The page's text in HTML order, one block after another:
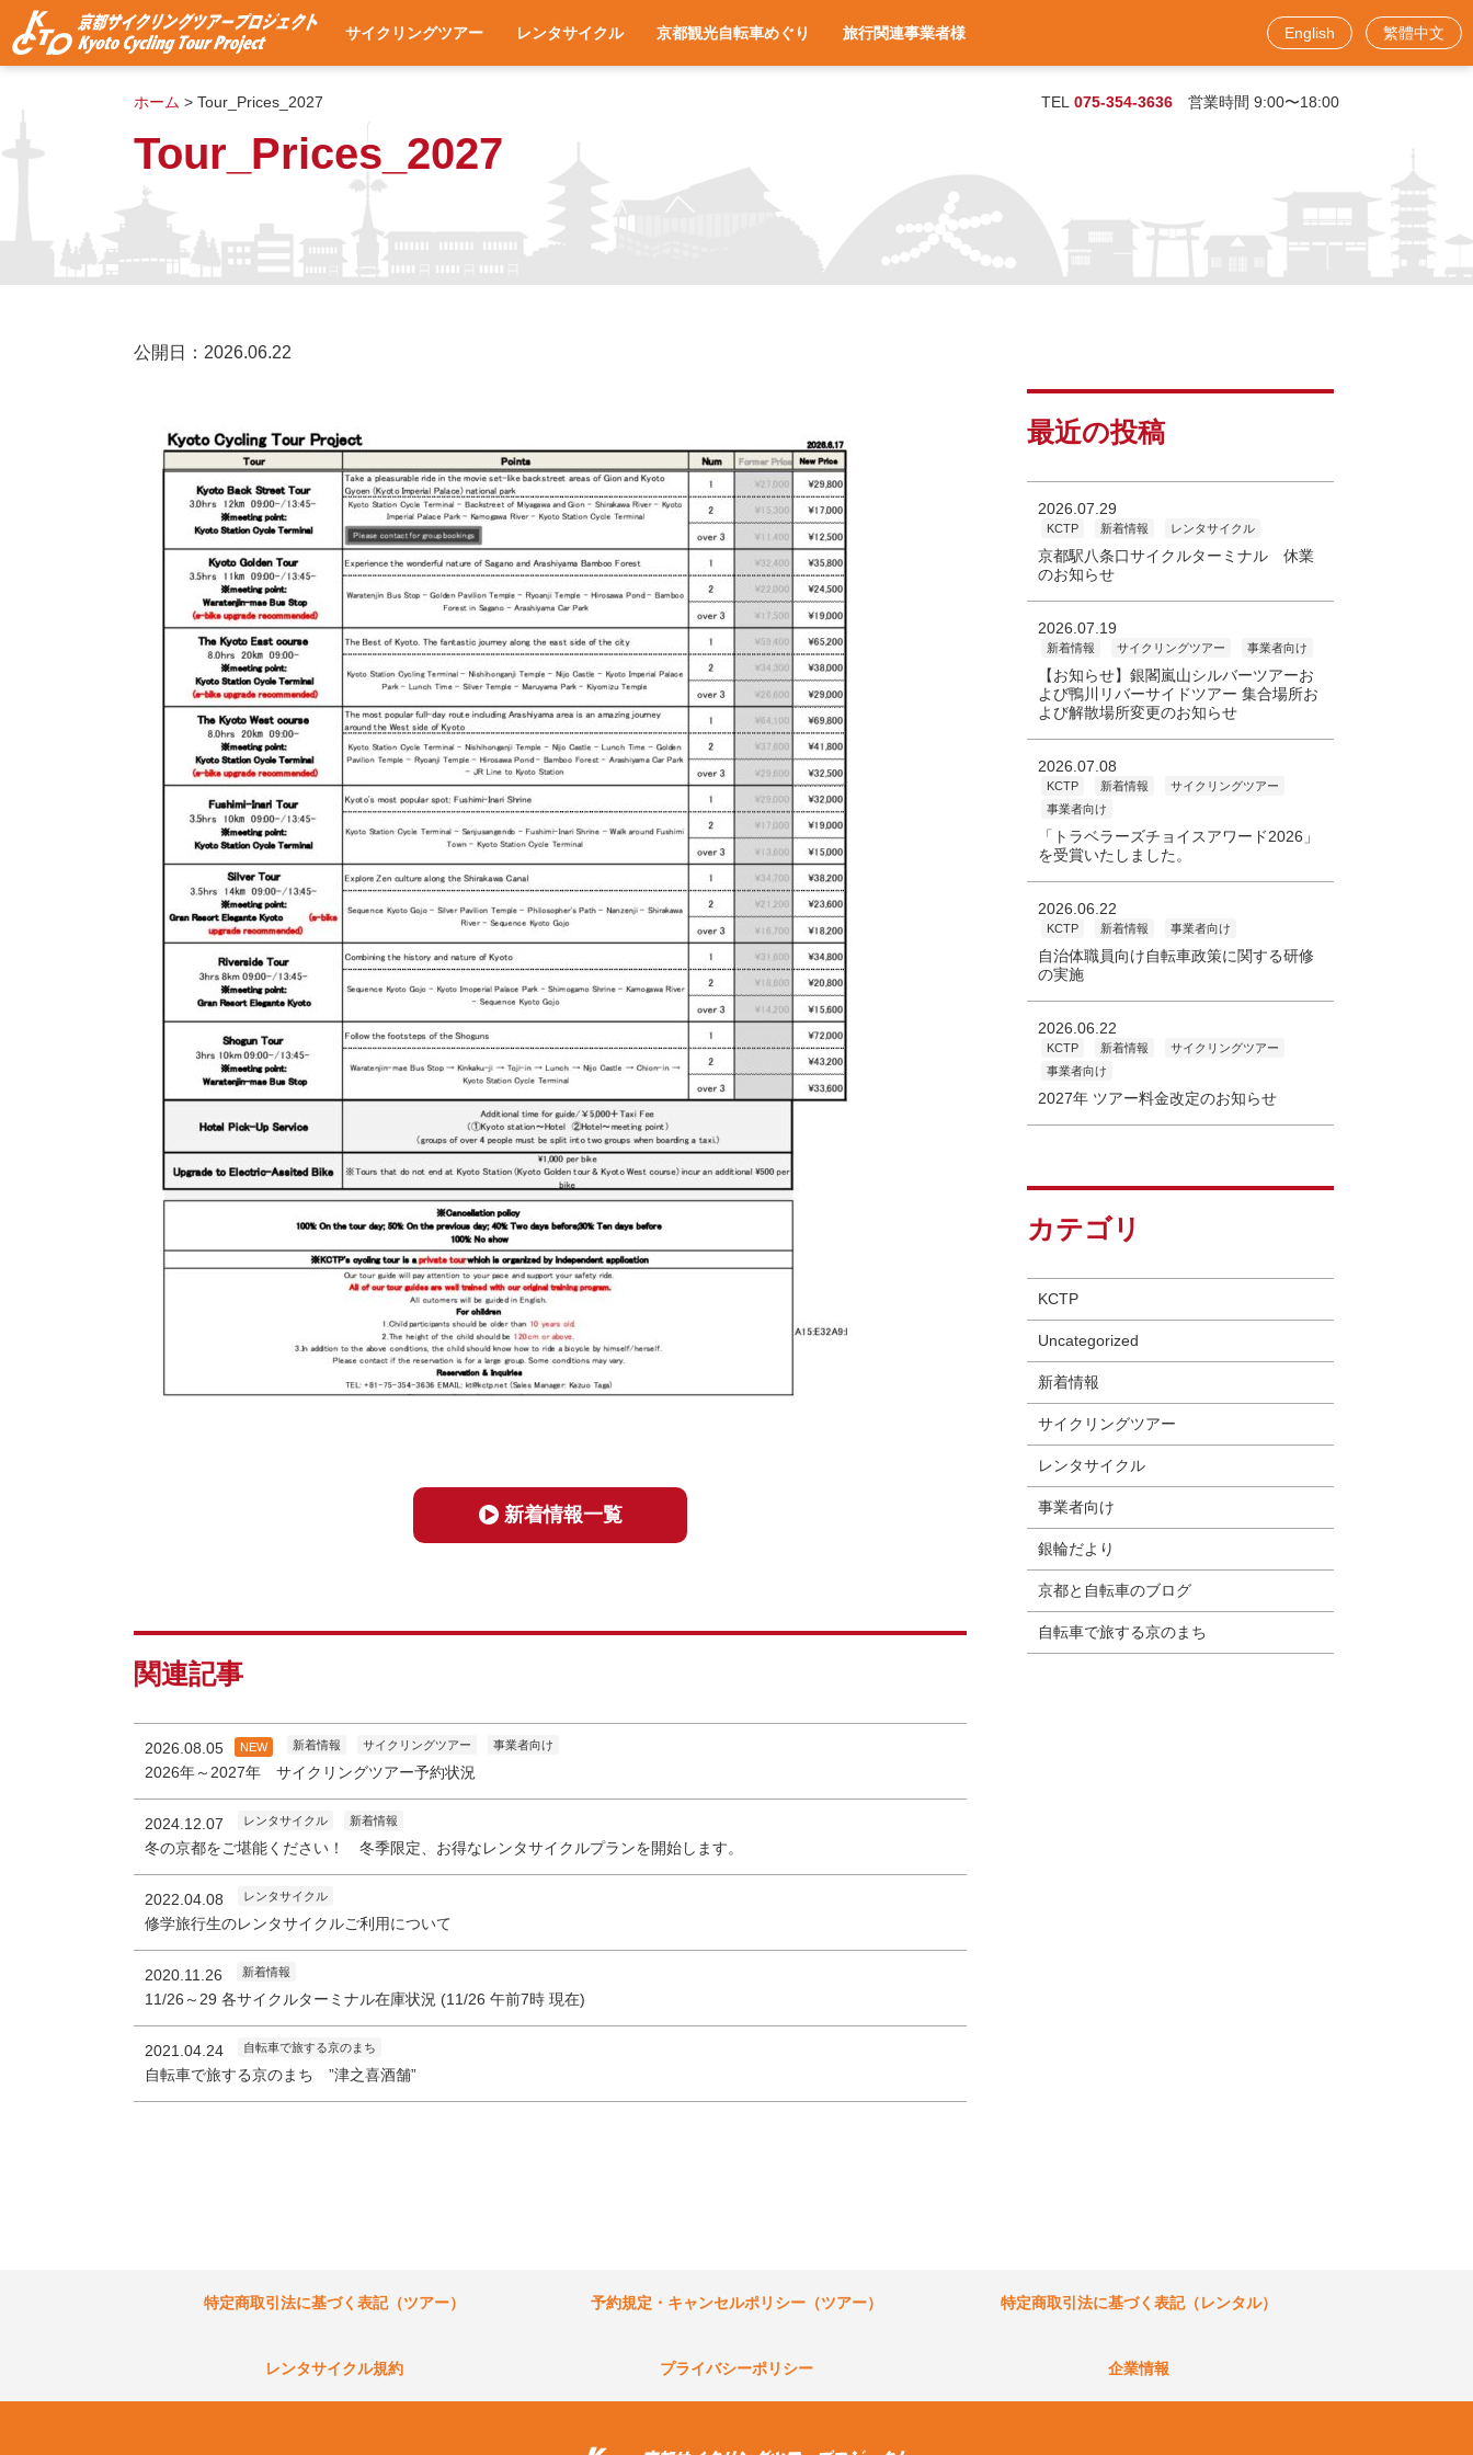
サイクリングツアー レンタサイクル 京都観光自転車めぐり 旅行関連事業者様
旅行関連業者様向けお問い合わせフォーム
English 繁體中文
TEL 075-354-3636 営業時間 9:00〜18:00
公開日：2026.06.22
ホーム > Tour_Prices_2027
Tour_Prices_2027
新着情報一覧
関連記事
2026.08.05 NEW 新着情報 サイクリングツアー 事業者向け
2026年～2027年 サイクリングツアー予約状況
2024.12.07 レンタサイクル 新着情報
冬の京都をご堪能ください！ 冬季限定、お得なレンタサイクルプランを開始します。
2022.04.08 レンタサイクル
修学旅行生のレンタサイクルご利用について
2020.11.26 新着情報
11/26～29 各サイクルターミナル在庫状況 (11/26 午前7時 現在)
2021.04.24 自転車で旅する京のまち
自転車で旅する京のまち ”津之喜酒舗”
最近の投稿
2026.07.29
KCTP 新着情報 レンタサイクル
京都駅八条口サイクルターミナル 休業
のお知らせ
2026.07.19
新着情報 サイクリングツアー 事業者向け
【お知らせ】銀閣嵐山シルバーツアーお
よび鴨川リバーサイドツアー 集合場所お
よび解散場所変更のお知らせ
2026.07.08
KCTP 新着情報
サイクリングツアー
事業者向け
「トラベラーズチョイスアワード2026」
を受賞いたしました。
2026.06.22
KCTP 新着情報 事業者向け
自治体職員向け自転車政策に関する研修
の実施
2026.06.22
KCTP 新着情報
サイクリングツアー
事業者向け
2027年 ツアー料金改定のお知らせ
カテゴリ
KCTP
Uncategorized
新着情報
サイクリングツアー
レンタサイクル
事業者向け
銀輪だより
京都と自転車のブログ
自転車で旅する京のまち
特定商取引法に基づく表記（ツアー） 予約規定・キャンセルポリシー（ツアー） 特定商取引法に基づく表記（レンタル）
レンタサイクル規約 プライバシーポリシー 企業情報